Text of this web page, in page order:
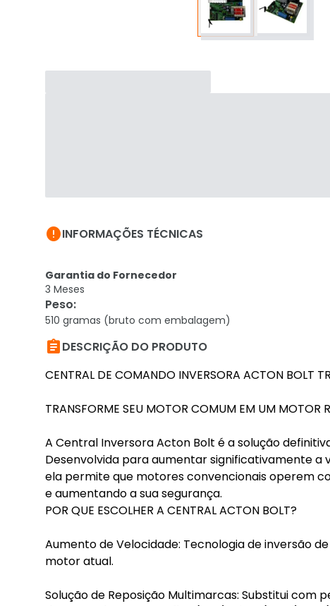
INFORMAÇÕES TÉCNICAS
Garantia do Fornecedor
3 Meses
Peso:
510 gramas (bruto com embalagem)
DESCRIÇÃO DO PRODUTO
CENTRAL DE COMANDO INVERSORA ACTON BOLT
TRANSFORME SEU MOTOR COMUM EM UM
A Central Inversora Acton Bolt é a solução
Desenvolvida para aumentar significativamente
ela permite que motores convencionais operem
e aumentando a sua segurança.
POR QUE ESCOLHER A CENTRAL ACTON BOLT?
Aumento de Velocidade: Tecnologia de inversão
motor atual.
Solução de Reposição Multimarcas: Substitui